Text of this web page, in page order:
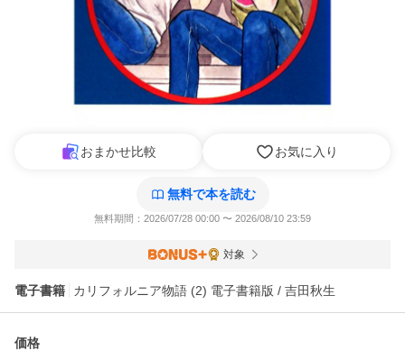
おまかせ比較 お気に入り
無料で本を読む
無料期間：2026/07/28 00:00 〜 2026/08/10 23:59
対象
電子書籍 カリフォルニア物語 (2) 電子書籍版 / 吉田秋生
価格